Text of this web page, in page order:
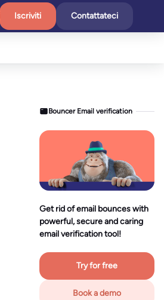
Iscriviti Contattateci
Bouncer Email verification
Get rid of email bounces with
powerful, secure and caring
email verification tool!
Try for free
Book a demo